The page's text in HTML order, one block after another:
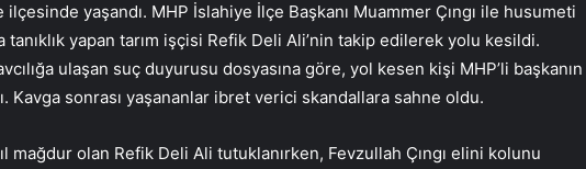
ilçesinde yaşandı. MHP İslahiye İlçe Başkanı Muammer Çıngı ile husumeti
tanıklık yapan tarım işçisi Refik Deli Ali’nin takip edilerek yolu kesildi.
ulaşan suç duyurusu dosyasına göre, yol kesen kişi MHP’li başkanın
Kavga sonrası yaşananlar ibret verici skandallara sahne oldu.
mağdur olan Refik Deli Ali tutuklanırken, Fevzullah Çıngı elini kolunu